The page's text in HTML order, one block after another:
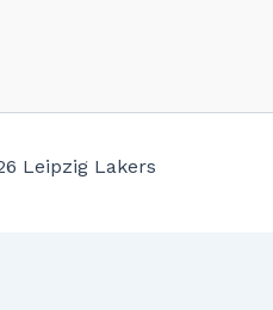
Leipzig Lakers